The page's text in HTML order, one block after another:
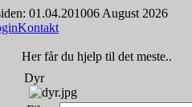
01.04.201006 August 2026
Kontakt
Her får du hjelp til det meste..
Dyr